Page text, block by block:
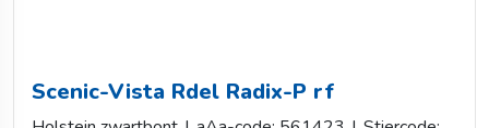
Scenic-Vista Rdel Radix-P rf